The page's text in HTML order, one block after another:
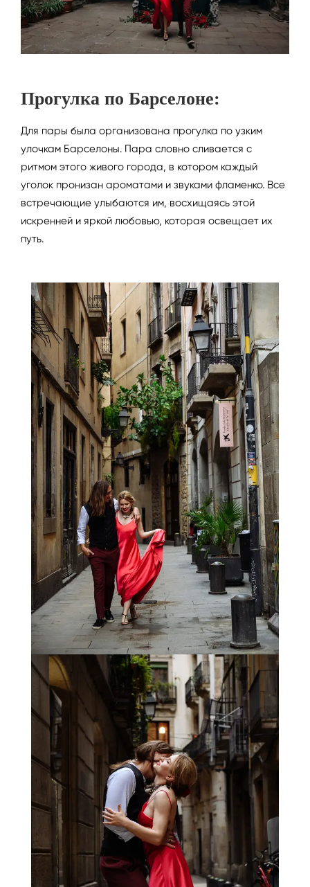
Прогулка по Барселоне:
Для пары была организована прогулка по узким
улочкам Барселоны. Пара словно сливается с
ритмом этого живого города, в котором каждый
уголок пронизан ароматами и звуками фламенко. Все
встречающие улыбаются им, восхищаясь этой
искренней и яркой любовью, которая освещает их
путь.